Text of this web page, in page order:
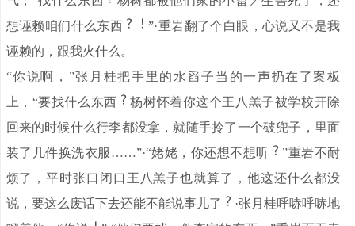
想诬赖咱们什么东西
”·重岩翻了个白眼，心说又不是我
诬赖的，跟我火什么。
“你说啊，”张月桂把手里的水舀子当的一声扔在了案板
上，“要找什么东西
杨树怀着你这个王八羔子被学校开除
回来的时候什么行李都没拿，就随手拎了一个破兜子，里面
装了几件换洗衣服……”·“姥姥，你还想不想听
”重岩不耐
烦了，平时张口闭口王八羔子也就算了，他这还什么都没
说，要这么废话下去还能不能说事儿了
·张月桂呼哧呼哧地